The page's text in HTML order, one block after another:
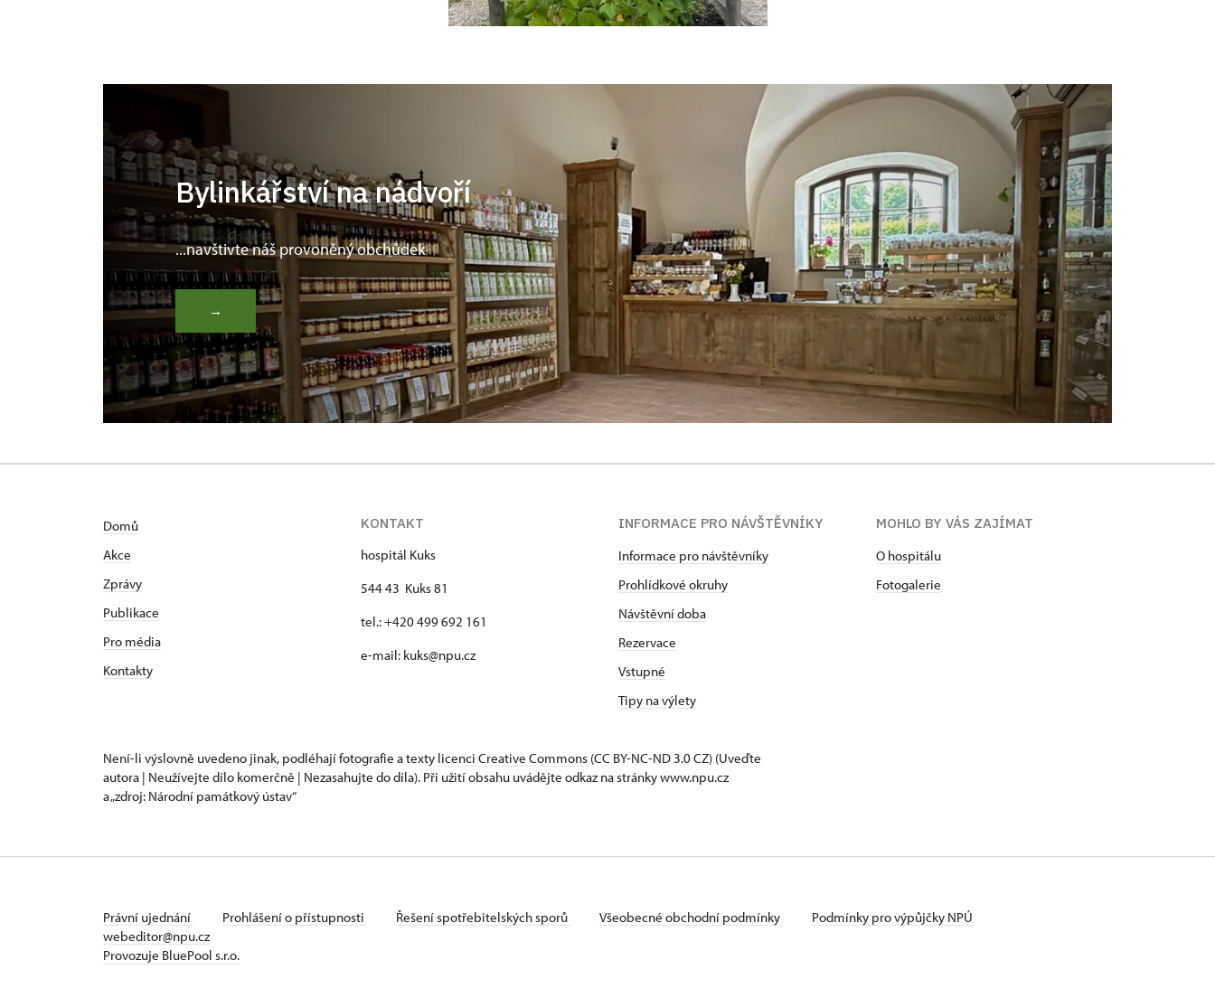
Bylinkářství na nádvoří
...navštivte náš provoněný obchůdek
→
Domů
Akce
Zprávy
Publikace
Pro média
Kontakty
KONTAKT
hospitál Kuks
544 43 Kuks 81
tel.: +420 499 692 161
e-mail: kuks@npu.cz
INFORMACE PRO NÁVŠTĚVNÍKY
Informace pro návštěvníky
Prohlídkové okruhy
Návštěvní doba
Rezervace
Vstupné
Tipy na výlety
MOHLO BY VÁS ZAJÍMAT
O hospitálu
Fotogalerie
Není-li výslovně uvedeno jinak, podléhají fotografie a texty licenci Creative Commons (CC BY-NC-ND 3.0 CZ) (Uveďte
autora | Neužívejte dílo komerčně | Nezasahujte do díla). Při užití obsahu uvádějte odkaz na stránky www.npu.cz
a „zdroj: Národní památkový ústav“
Právní ujednání Prohlášení o přístupnosti Řešení spotřebitelských sporů Všeobecné obchodní podmínky
Podmínky pro výpůjčky NPÚ
webeditor@npu.cz
Provozuje BluePool s.r.o.